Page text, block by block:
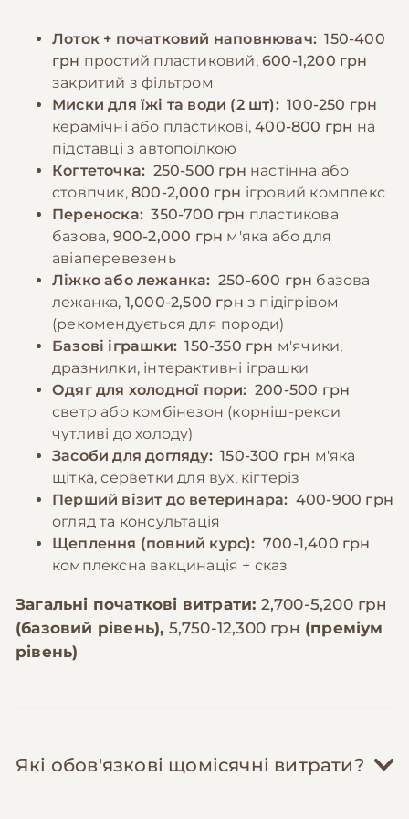
іграшок для розумової стимуляції.
🎁 −10% на зоотовари
За промокодом E-PET
дорослих котів 2-3 рази на день,
забезпечуючи постійний доступ до свіжої
води. Особливу увагу слід приділяти
харчуванню кошенят та вагітних кішок, які
потребують додаткових поживних речовин.
🎁 −10% на зоотовари
За промокодом E-PET
Лоток + початковий наповнювач: 150-400
грн простий пластиковий,600-1,200 грн
закритий з фільтром
Миски для їжі та води (2 шт): 100-250 грн
керамічні або пластикові,400-800 грн на
підставці з автопоїлкою
Когтеточка: 250-500 грн настінна або
стовпчик, 800-2,000 грн ігровий комплекс
Переноска: 350-700 грн пластикова
базова, 900-2,000 грн м'яка або для
авіаперевезень
Ліжко або лежанка: 250-600 грн базова
лежанка, 1,000-2,500 грн з підігрівом
(рекомендується для породи)
Базові іграшки: 150-350 грн м'ячики,
дразнилки, інтерактивні іграшки
Одяг для холодної пори: 200-500 грн
светр або комбінезон (корніш-рекси
чутливі до холоду)
Засоби для догляду: 150-300 грн м'яка
щітка, серветки для вух, кігтеріз
Перший візит до ветеринара: 400-900 грн
огляд та консультація
Щеплення (повний курс): 700-1,400 грн
комплексна вакцинація + сказ
Загальні початкові витрати: 2,700-5,200 грн
(базовий рівень), 5,750-12,300 грн (преміум
рівень)
Які обов'язкові щомісячні витрати?